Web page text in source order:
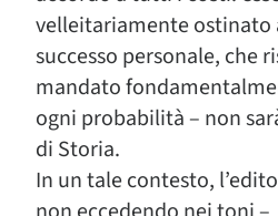
velleitariamente ostinato
successo personale, che
mandato
ogni probabilità – non
di Storia.
In un tale contesto,